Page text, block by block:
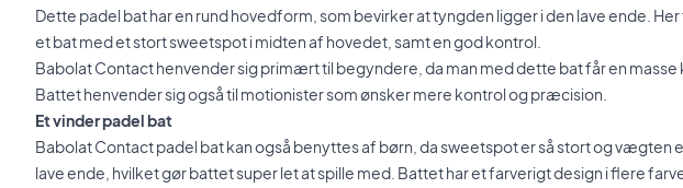
Dette padel bat har en rund hovedform, som bevirker at tyngden ligger i den lave ende. Her
et bat med et stort sweetspot i midten af hovedet, samt en god kontrol.
Babolat Contact henvender sig primært til begyndere, da man med dette bat får en masse
Battet henvender sig også til motionister som ønsker mere kontrol og præcision.
Et vinder padel bat
Babolat Contact padel bat kan også benyttes af børn, da sweetspot er så stort og vægten
lave ende, hvilket gør battet super let at spille med. Battet har et farverigt design i flere